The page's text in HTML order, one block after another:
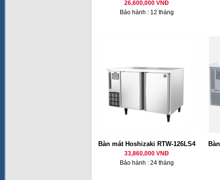
26,600,000 VNĐ
Bảo hành : 12 tháng
Bàn mát Hoshizaki RTW-126LS4
33,860,000 VNĐ
Bảo hành : 24 tháng